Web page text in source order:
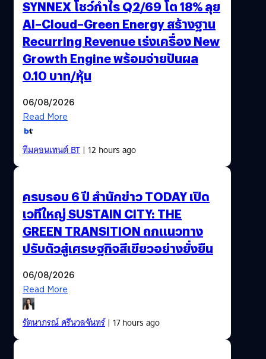
SYNNEX โชว์กำไร Q2/69 โต 18% ลุย
AI–Cloud–Green Energy สร้างฐาน
Recurring Revenue เร่งเครื่อง New
Growth Engine พร้อมจ่ายปันผล
0.10 บาท/หุ้น
06/08/2026
Read More
ทีมคอนเทนต์ BT| 12 hours ago
ครบรอบ 6 ปี สำนักข่าว TODAY เปิด
เวทีใหญ่ SUSTAIN CITY: THE
GREEN TRANSITION ถกแนวทาง
ปรับตัวสู่เศรษฐกิจสีเขียวอย่างยั่งยืน
06/08/2026
Read More
รัตนาภรณ์ ศรีนวลจันทร์| 17 hours ago